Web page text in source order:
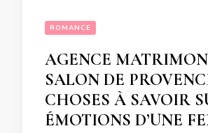
ROMANCE
AGENCE
SALON DE
CHOSES À SAVOIR
ÉMOTIONS D’UNE